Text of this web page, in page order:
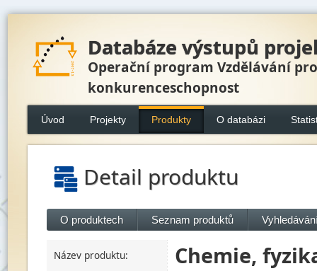
Databáze výstupů
Operační program Vzdělávání pro
konkurenceschopnost
Úvod Projekty Produkty O databázi
Detail produktu
O produktech Seznam produktů
Název produktu: Chemie,